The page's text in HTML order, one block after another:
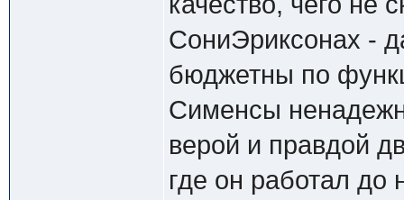
СониЭриксонах -
бюджетны по
Сименсы
верой и правдой
где он работал до